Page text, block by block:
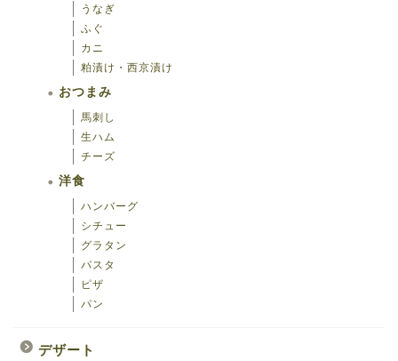
うなぎ
ふぐ
カニ
粕漬け・西京漬け
おつまみ
馬刺し
生ハム
チーズ
洋食
ハンバーグ
シチュー
グラタン
パスタ
ピザ
パン
デザート